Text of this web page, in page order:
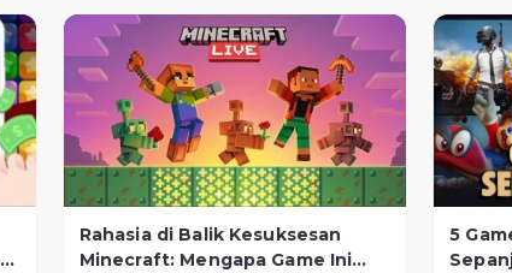
Rahasia di Balik Kesuksesan
Minecraft: Mengapa Game Ini
5